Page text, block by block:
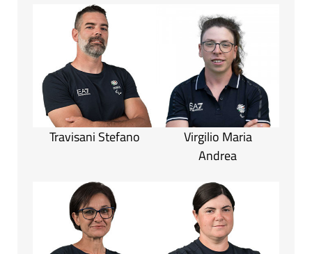
Travisani Stefano
Virgilio Maria
Andrea